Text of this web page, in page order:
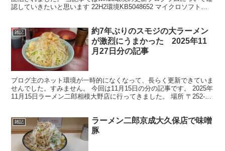
認していきたいと思います 22H2環境KB5048652 マイクロソフト公
雑記
約7年ぶりのスモジの大ラーメン
が激烈にうまかった 2025年11
月27日分の記事
ブログ主のネット環境が一時的になくなって、長らく更新できていま
せんでした。すみません。 今回は11月15日の分の記事です。 2025年
11月15日ラーメン二郎相模大野店に行ってきました。 場所 〒252-
雑記
ラーメン二郎京成大久保店で味噌
豚